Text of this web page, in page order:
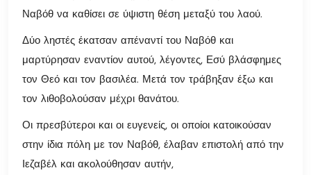
Ναβόθ να καθίσει σε ύψιστη θέση μεταξύ του λαού.
Δύο ληστές έκατσαν απέναντί του Ναβόθ και
μαρτύρησαν εναντίον αυτού, λέγοντες, Εσύ βλάσφημες
τον Θεό και τον βασιλέα. Μετά τον τράβηξαν έξω και
τον λιθοβολούσαν μέχρι θανάτου.
Οι πρεσβύτεροι και οι ευγενείς, οι οποίοι κατοικούσαν
στην ίδια πόλη με τον Ναβόθ, έλαβαν επιστολή από την
Ιεζαβέλ και ακολούθησαν αυτήν,